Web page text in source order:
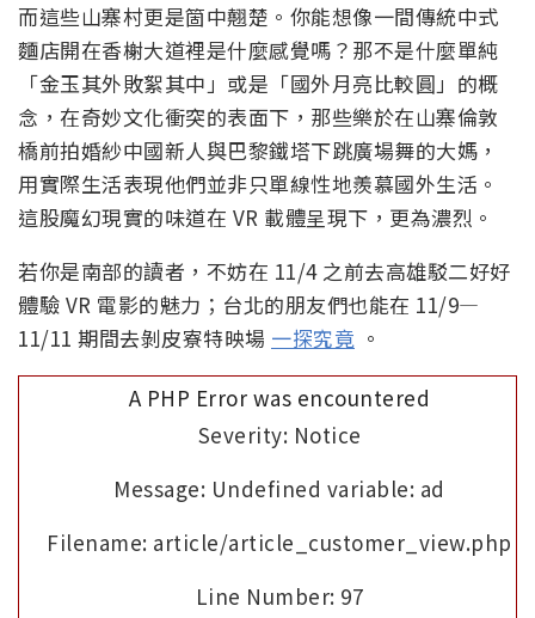
而這些山寨村更是箇中翹楚。你能想像一間傳統中式
麵店開在香榭大道裡是什麼感覺嗎？那不是什麼單純
「金玉其外敗絮其中」或是「國外月亮比較圓」的概
念，在奇妙文化衝突的表面下，那些樂於在山寨倫敦
橋前拍婚紗中國新人與巴黎鐵塔下跳廣場舞的大媽，
用實際生活表現他們並非只單線性地羨慕國外生活。
這股魔幻現實的味道在 VR 載體呈現下，更為濃烈。
若你是南部的讀者，不妨在 11/4 之前去高雄駁二好好
體驗 VR 電影的魅力；台北的朋友們也能在 11/9—
11/11 期間去剝皮寮特映場 一探究竟 。
A PHP Error was encountered
Severity: Notice
Message: Undefined variable: ad
Filename: article/article_customer_view.php
Line Number: 97